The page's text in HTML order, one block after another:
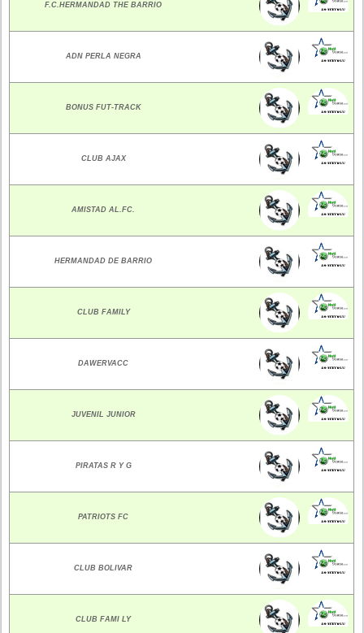
F.C.HERMANDAD THE BARRIO
ADN PERLA NEGRA
BONUS FUT-TRACK
CLUB AJAX
AMISTAD AL.FC.
HERMANDAD DE BARRIO
CLUB FAMILY
DAWERVACC
JUVENIL JUNIOR
PIRATAS R Y G
PATRIOTS FC
CLUB BOLIVAR
CLUB FAMI LY